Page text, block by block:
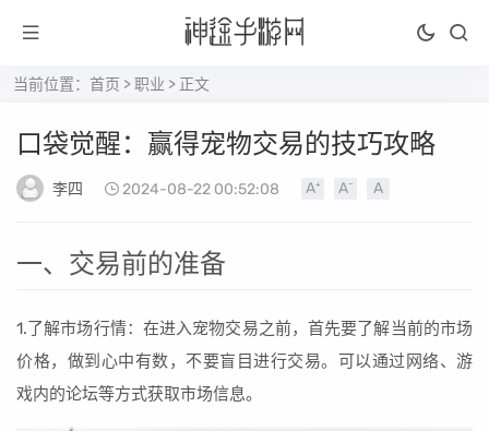
当前位置： 首页 >职业 > 正文
口袋觉醒：赢得宠物交易的技巧攻略
李四 2024-08-22 00:52:08
一、交易前的准备
1.了解市场行情：在进入宠物交易之前，首先要了解当前的市场
价格，做到心中有数，不要盲目进行交易。可以通过网络、游
戏内的论坛等方式获取市场信息。